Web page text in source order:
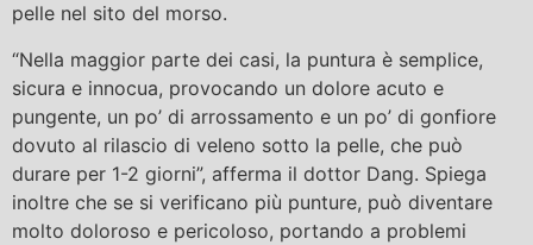
pelle nel sito del morso.
“Nella maggior parte dei casi, la puntura è semplice,
sicura e innocua, provocando un dolore acuto e
pungente, un po’ di arrossamento e un po’ di gonfiore
dovuto al rilascio di veleno sotto la pelle, che può
durare per 1-2 giorni”, afferma il dottor Dang. Spiega
inoltre che se si verificano più punture, può diventare
molto doloroso e pericoloso, portando a problemi